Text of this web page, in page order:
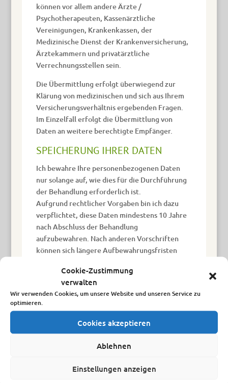
Cookie-Zustimmung
verwalten
Wir verwenden Cookies, um unsere Website und unseren Service zu
optimieren.
Cookies akzeptieren
Ablehnen
Einstellungen anzeigen
können vor allem andere Ärzte /
Psychotherapeuten, Kassenärztliche
Vereinigungen, Krankenkassen, der
Medizinische Dienst der Krankenversicherung,
Ärztekammern und privatärztliche
Verrechnungsstellen sein.
Die Übermittlung erfolgt überwiegend zur
Klärung von medizinischen und sich aus Ihrem
Versicherungsverhältnis ergebenden Fragen.
Im Einzelfall erfolgt die Übermittlung von
Daten an weitere berechtigte Empfänger.
SPEICHERUNG IHRER DATEN
Ich bewahre Ihre personenbezogenen Daten
nur solange auf, wie dies für die Durchführung
der Behandlung erforderlich ist.
Aufgrund rechtlicher Vorgaben bin ich dazu
verpflichtet, diese Daten mindestens 10 Jahre
nach Abschluss der Behandlung
aufzubewahren. Nach anderen Vorschriften
können sich längere Aufbewahrungsfristen
Röntgenaufzeichnungen laut Paragraf 28
Absatz 3 der Röntgenverordnung.
IHRE RECHTE
Sie haben das Recht, über die Sie betreffenden
personenbezogenen Daten Auskunft zu
erhalten. Auch können Sie die Berichtigung
Darüber hinaus steht Ihnen unter bestimmten